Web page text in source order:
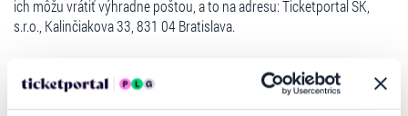
ich môžu vrátiť výhradne poštou, a to na adresu: Ticketportal SK,
s.r.o., Kalinčiakova 33, 831 04 Bratislava.
nutné zaslať poštou na adresu: Ticketportal SK, s.r.o. , Kalinčiakova
33, 831 04 Bratislava.